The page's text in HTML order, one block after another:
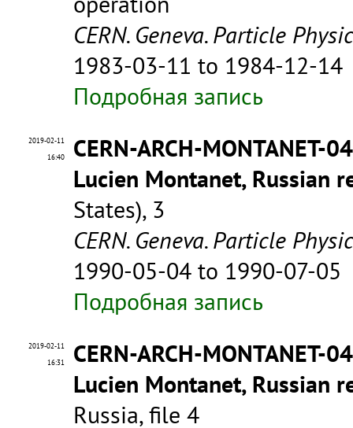
CERN. Geneva. Particle
1983-03-11 to 1984-12-14
Подробная запись
2019-02-11
16:40
CERN-ARCH-MONTANET-
Lucien Montanet, Russian
States), 3
CERN. Geneva. Particle
1990-05-04 to 1990-07-05
Подробная запись
2019-02-11
16:31
CERN-ARCH-MONTANET-
Lucien Montanet, Russian
Russia, file 4